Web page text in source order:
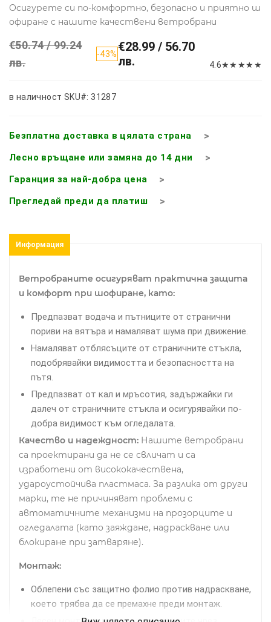
Осигурете си по-комфортно, безопасно и приятно ш
офиране с нашите качествени ветробрани
€50.74 / 99.24
лв.
-43%€28.99 / 56.70
лв.
4.6★★ ★★ ★
в наличност SKU#: 31287
Безплатна доставка в цялата страна
Лесно връщане или замяна до 14 дни
Гаранция за най-добра цена
Прегледай преди да платиш
Информация
Ветробраните осигуряват практична защита
и комфорт при шофиране, като:
Предпазват водача и пътниците от странични
пориви на вятъра и намаляват шума при движение.
Намаляват отблясъците от страничните стъкла,
подобрявайки видимостта и безопасността на
пътя.
Предпазват от кал и мръсотия, задържайки ги
далеч от страничните стъкла и осигурявайки по-
добра видимост към огледалата.
Качество и надеждност: Нашите ветробрани
са проектирани да не се свличат и са
изработени от висококачествена,
удароустойчива пластмаса. За разлика от други
марки, те не причиняват проблеми с
автоматичните механизми на прозорците и
огледалата (като заяждане, надраскване или
блокиране при затваряне).
Монтаж:
Облепени със защитно фолио против надраскване,
което трябва да се премахне преди монтаж.